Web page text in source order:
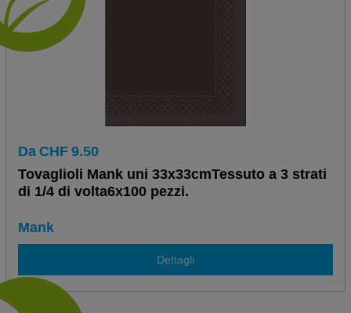
Da CHF 9.50
Tovaglioli Mank uni 33x33cmTessuto a 3 strati
di 1/4 di volta6x100 pezzi.
Mank
Dettagli